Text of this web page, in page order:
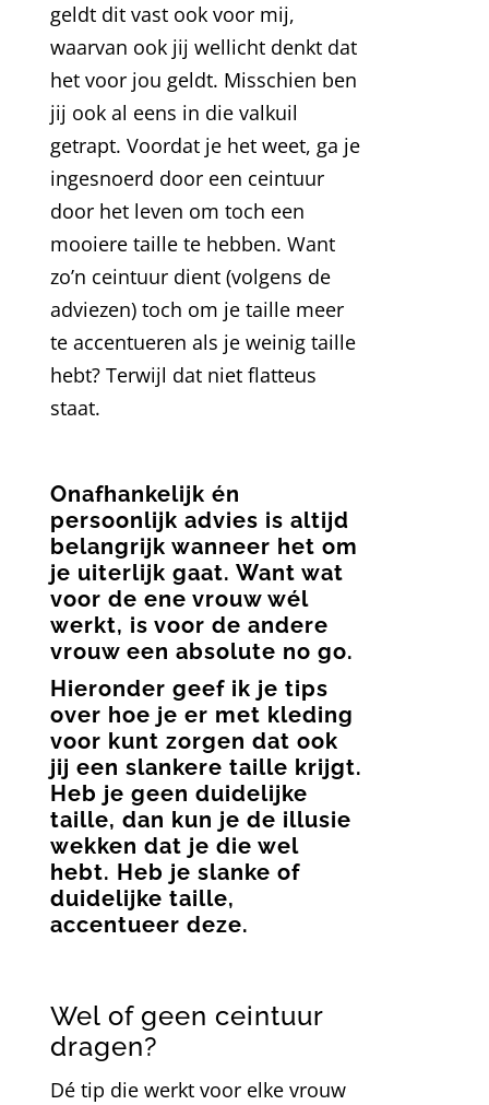
geldt dit vast ook voor mij,
waarvan ook jij wellicht denkt dat
het voor jou geldt. Misschien ben
jij ook al eens in die valkuil
getrapt. Voordat je het weet, ga je
ingesnoerd door een ceintuur
door het leven om toch een
mooiere taille te hebben. Want
zo’n ceintuur dient (volgens de
adviezen) toch om je taille meer
te accentueren als je weinig taille
hebt? Terwijl dat niet flatteus
staat.
Onafhankelijk én
persoonlijk advies is altijd
belangrijk wanneer het om
je uiterlijk gaat. Want wat
voor de ene vrouw wél
werkt, is voor de andere
vrouw een absolute no go.
Hieronder geef ik je tips
over hoe je er met kleding
voor kunt zorgen dat ook
jij een slankere taille krijgt.
Heb je geen duidelijke
taille, dan kun je de illusie
wekken dat je die wel
hebt. Heb je slanke of
duidelijke taille,
accentueer deze.
Wel of geen ceintuur
dragen?
Dé tip die werkt voor elke vrouw